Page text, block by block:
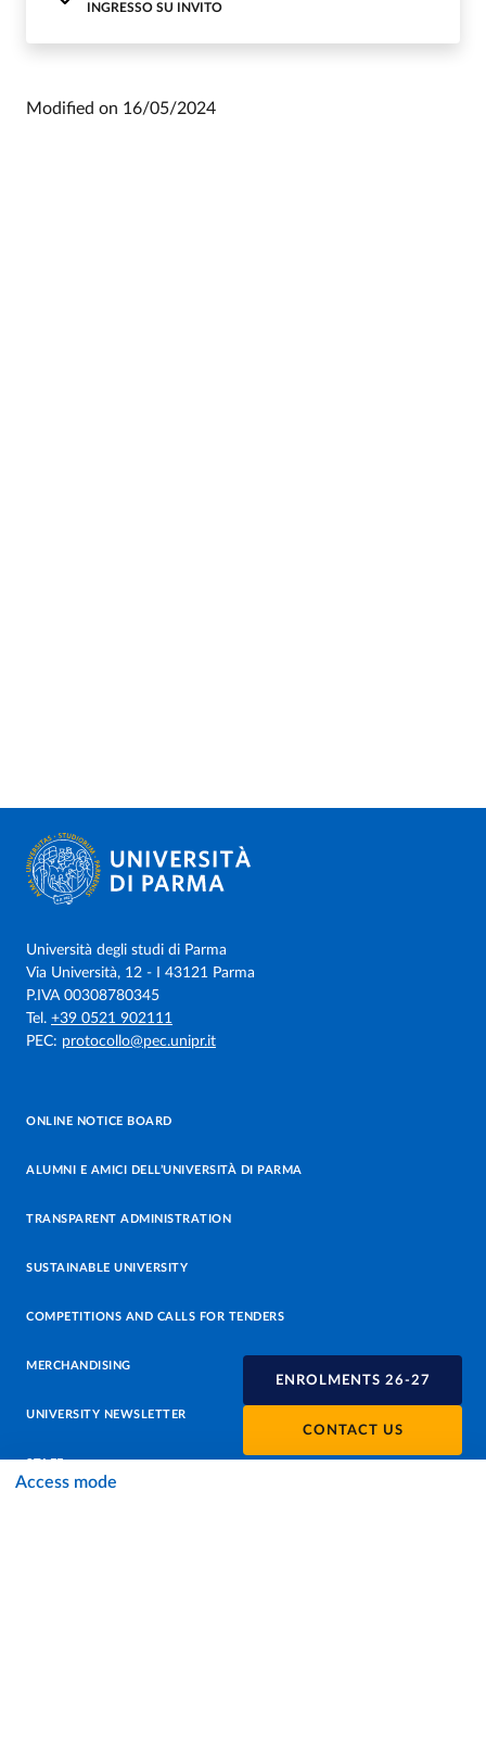
ENROLMENTS 26-27
CONTACT US
Access mode
INGRESSO SU INVITO
Modified on 16/05/2024
Università degli studi di Parma
Via Università, 12 - I 43121 Parma
P.IVA 00308780345
Tel. +39 0521 902111
PEC: protocollo@pec.unipr.it
ONLINE NOTICE BOARD
ALUMNI E AMICI DELL’UNIVERSITÀ DI PARMA
TRANSPARENT ADMINISTRATION
SUSTAINABLE UNIVERSITY
COMPETITIONS AND CALLS FOR TENDERS
MERCHANDISING
UNIVERSITY NEWSLETTER
STAFF